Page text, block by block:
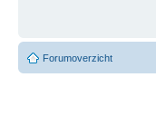
Forumoverzicht